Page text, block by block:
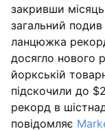
закривши
загальний
ланцюжка
досягло нового
йоркській
підскочили до
рекорд в
повідомляє